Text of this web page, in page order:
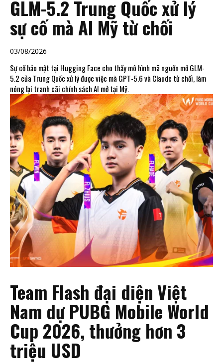
GLM-5.2 Trung Quốc xử lý
sự cố mà AI Mỹ từ chối
03/08/2026
Sự cố bảo mật tại Hugging Face cho thấy mô hình mã nguồn mở GLM-
5.2 của Trung Quốc xử lý được việc mà GPT-5.6 và Claude từ chối, làm
nóng lại tranh cãi chính sách AI mở tại Mỹ.
Team Flash đại diện Việt
Nam dự PUBG Mobile World
Cup 2026, thưởng hơn 3
triệu USD